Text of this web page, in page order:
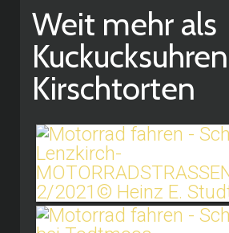
Weit mehr als
Kirschtorten